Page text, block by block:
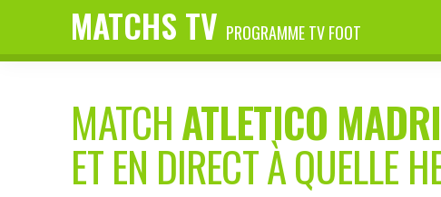
MATCHS TV PROGRAMME TV FOOT
MATCHATLETICO
ET EN DIRECT À QUELLE